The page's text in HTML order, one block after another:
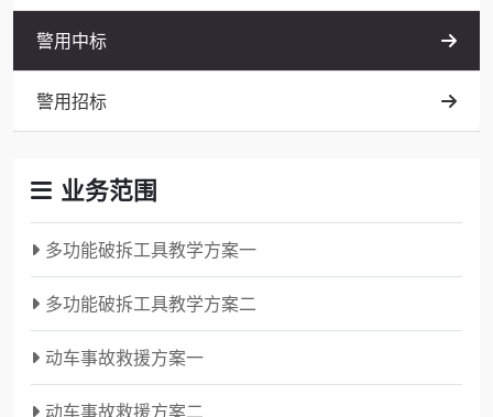
警用中标
警用招标
业务范围
多功能破拆工具教学方案一
多功能破拆工具教学方案二
动车事故救援方案一
动车事故救援方案二